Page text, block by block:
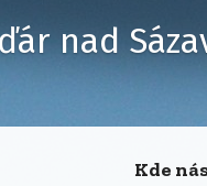
nad
Kde